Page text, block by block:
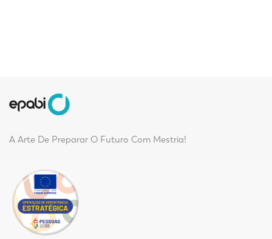
A Arte De Preparar O Futuro Com Mestria!